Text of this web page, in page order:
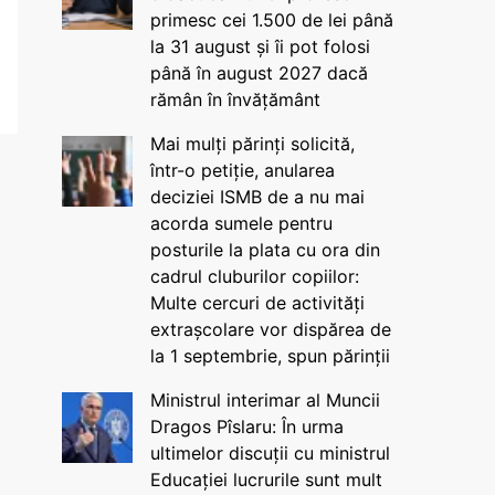
primesc cei 1.500 de lei până
la 31 august și îi pot folosi
până în august 2027 dacă
rămân în învățământ
Mai mulți părinți solicită,
într-o petiție, anularea
deciziei ISMB de a nu mai
acorda sumele pentru
posturile la plata cu ora din
cadrul cluburilor copiilor:
Multe cercuri de activități
extrașcolare vor dispărea de
la 1 septembrie, spun părinții
Ministrul interimar al Muncii
Dragos Pîslaru: În urma
ultimelor discuții cu ministrul
Educației lucrurile sunt mult